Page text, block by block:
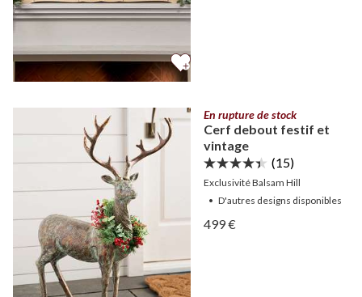
En rupture de stock
Cerf debout festif et
vintage
(15)
Exclusivité Balsam Hill
• D'autres designs disponibles
Afficher Cerf debout
Afficher Cerf debout
499 €